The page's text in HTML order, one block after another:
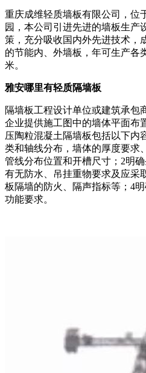
重庆成维轻质墙板有限公司，位
园，本公司引进先进的墙板生产
策，充分吸收国内外先进技术，
的节能内、外墙板，年可生产各
米。
雅安哪里有轻质隔墙板
隔墙板工程设计单位或建筑承包
企业提供施工图中的墙体平面布
压陶粒混凝土隔墙板包括以下内
类和轴线分布，墙体的厚度要求
管线分布位置和开槽尺寸；2明
有无防水、吊挂重物要求及应采
板隔墙的防火、隔声指标等；4
功能要求。